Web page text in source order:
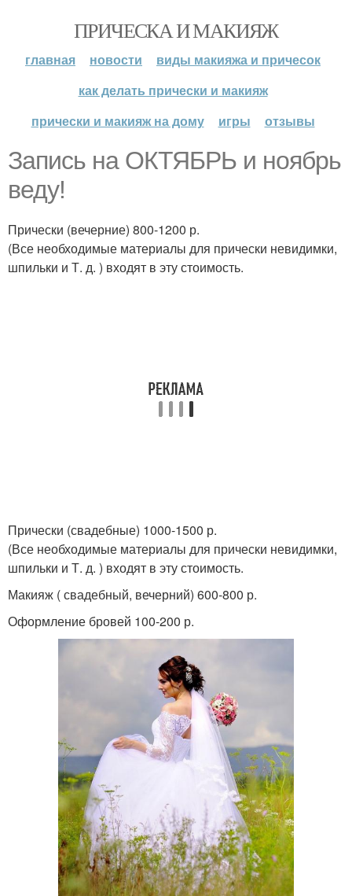
ПРИЧЕСКА И МАКИЯЖ
главная новости
виды макияжа и причесок
как делать прически и макияж
прически и макияж на дому
игры отзывы
Запись на ОКТЯБРЬ и ноябрь
веду!
Прически (вечерние) 800-1200 р.
(Все необходимые материалы для прически невидимки,
шпильки и Т. д. ) входят в эту стоимость.
Прически (свадебные) 1000-1500 р.
(Все необходимые материалы для прически невидимки,
шпильки и Т. д. ) входят в эту стоимость.
Макияж ( свадебный, вечерний) 600-800 р.
Оформление бровей 100-200 р.